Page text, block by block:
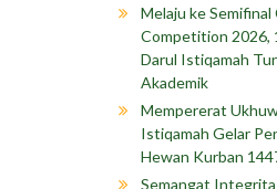
Melaju ke Semifinal
Competition 2026,
Darul Istiqamah
Akademik
Mempererat
Istiqamah Gelar
Hewan Kurban
Semangat